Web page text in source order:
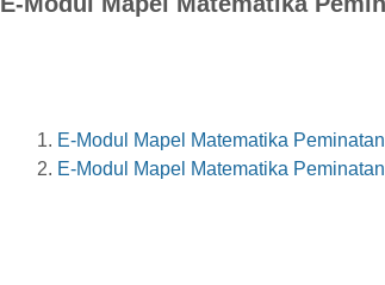
E-Modul Mapel Matematika
E-Modul Mapel Matematika